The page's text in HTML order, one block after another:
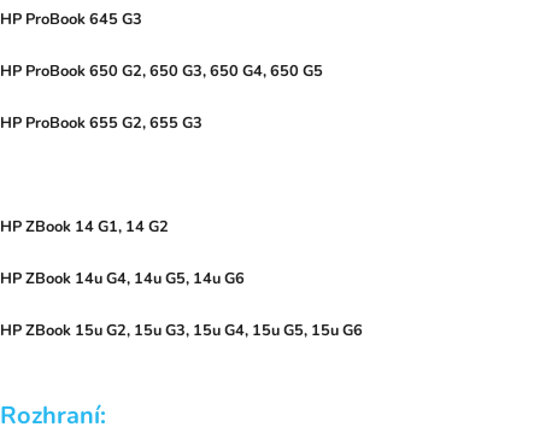
HP ProBook 645 G3
HP ProBook 650 G2, 650 G3, 650 G4, 650 G5
HP ProBook 655 G2, 655 G3
HP ZBook 14 G1, 14 G2
HP ZBook 14u G4, 14u G5, 14u G6
HP ZBook 15u G2, 15u G3, 15u G4, 15u G5, 15u G6
Rozhraní: